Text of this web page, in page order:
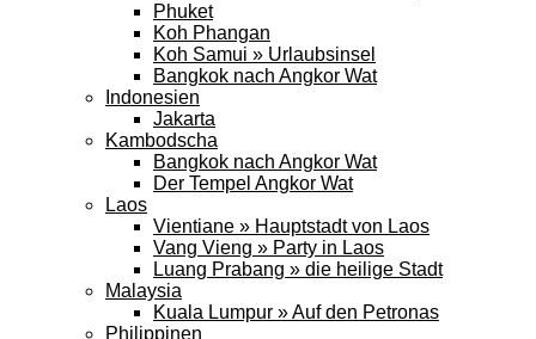
Phuket
Koh Phangan
Koh Samui » Urlaubsinsel
Bangkok nach Angkor Wat
Indonesien
Jakarta
Kambodscha
Bangkok nach Angkor Wat
Der Tempel Angkor Wat
Laos
Vientiane » Hauptstadt von Laos
Vang Vieng » Party in Laos
Luang Prabang » die heilige Stadt
Malaysia
Kuala Lumpur » Auf den Petronas
Philippinen